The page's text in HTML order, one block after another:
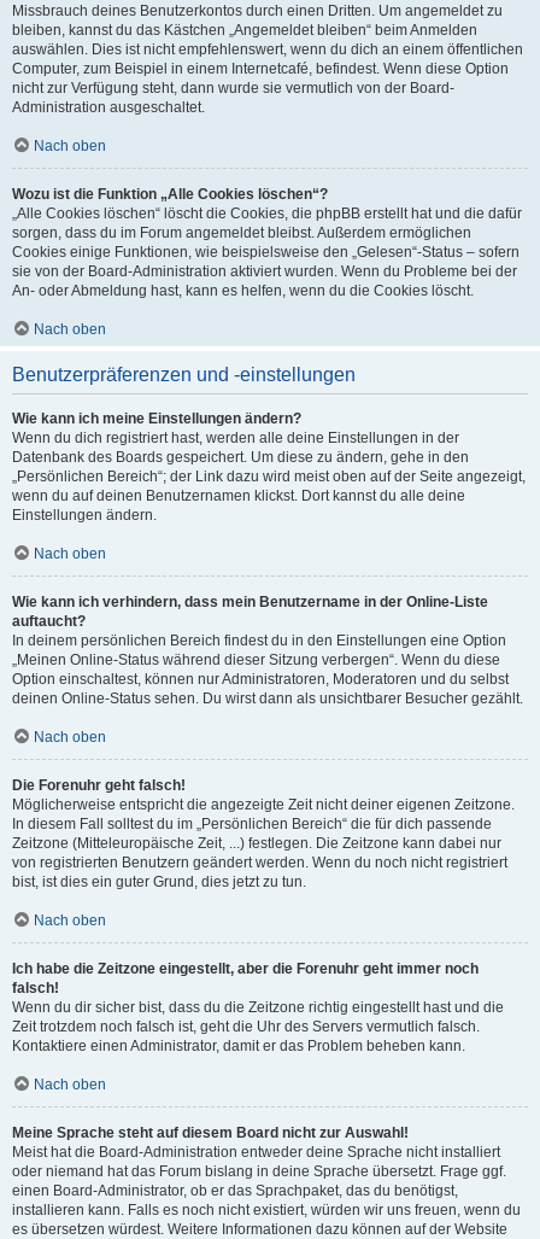
Missbrauch deines Benutzerkontos durch einen Dritten. Um angemeldet zu
bleiben, kannst du das Kästchen „Angemeldet bleiben“ beim Anmelden
auswählen. Dies ist nicht empfehlenswert, wenn du dich an einem öffentlichen
Computer, zum Beispiel in einem Internetcafé, befindest. Wenn diese Option
nicht zur Verfügung steht, dann wurde sie vermutlich von der Board-
Administration ausgeschaltet.
Nach oben
Wozu ist die Funktion „Alle Cookies löschen“?
„Alle Cookies löschen“ löscht die Cookies, die phpBB erstellt hat und die dafür
sorgen, dass du im Forum angemeldet bleibst. Außerdem ermöglichen
Cookies einige Funktionen, wie beispielsweise den „Gelesen“-Status – sofern
sie von der Board-Administration aktiviert wurden. Wenn du Probleme bei der
An- oder Abmeldung hast, kann es helfen, wenn du die Cookies löscht.
Nach oben
Benutzerpräferenzen und -einstellungen
Wie kann ich meine Einstellungen ändern?
Wenn du dich registriert hast, werden alle deine Einstellungen in der
Datenbank des Boards gespeichert. Um diese zu ändern, gehe in den
„Persönlichen Bereich“; der Link dazu wird meist oben auf der Seite angezeigt,
wenn du auf deinen Benutzernamen klickst. Dort kannst du alle deine
Einstellungen ändern.
Nach oben
Wie kann ich verhindern, dass mein Benutzername in der Online-Liste
auftaucht?
In deinem persönlichen Bereich findest du in den Einstellungen eine Option
„Meinen Online-Status während dieser Sitzung verbergen“. Wenn du diese
Option einschaltest, können nur Administratoren, Moderatoren und du selbst
deinen Online-Status sehen. Du wirst dann als unsichtbarer Besucher gezählt.
Nach oben
Die Forenuhr geht falsch!
Möglicherweise entspricht die angezeigte Zeit nicht deiner eigenen Zeitzone.
In diesem Fall solltest du im „Persönlichen Bereich“ die für dich passende
Zeitzone (Mitteleuropäische Zeit, ...) festlegen. Die Zeitzone kann dabei nur
von registrierten Benutzern geändert werden. Wenn du noch nicht registriert
bist, ist dies ein guter Grund, dies jetzt zu tun.
Nach oben
Ich habe die Zeitzone eingestellt, aber die Forenuhr geht immer noch
falsch!
Wenn du dir sicher bist, dass du die Zeitzone richtig eingestellt hast und die
Zeit trotzdem noch falsch ist, geht die Uhr des Servers vermutlich falsch.
Kontaktiere einen Administrator, damit er das Problem beheben kann.
Nach oben
Meine Sprache steht auf diesem Board nicht zur Auswahl!
Meist hat die Board-Administration entweder deine Sprache nicht installiert
oder niemand hat das Forum bislang in deine Sprache übersetzt. Frage ggf.
einen Board-Administrator, ob er das Sprachpaket, das du benötigst,
installieren kann. Falls es noch nicht existiert, würden wir uns freuen, wenn du
es übersetzen würdest. Weitere Informationen dazu können auf der Website